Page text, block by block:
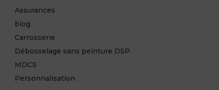
Assurances
blog
Carrosserie
Débosselage sans peinture DSP
MDCS
Personnalisation